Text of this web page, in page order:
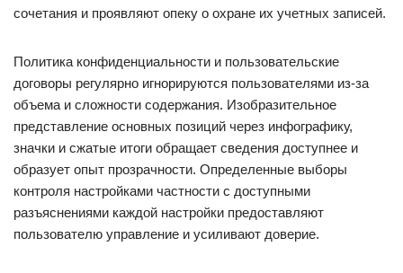
сочетания и проявляют опеку о охране их учетных записей.
Политика конфиденциальности и пользовательские
договоры регулярно игнорируются пользователями из-за
объема и сложности содержания. Изобразительное
представление основных позиций через инфографику,
значки и сжатые итоги обращает сведения доступнее и
образует опыт прозрачности. Определенные выборы
контроля настройками частности с доступными
разъяснениями каждой настройки предоставляют
пользователю управление и усиливают доверие.